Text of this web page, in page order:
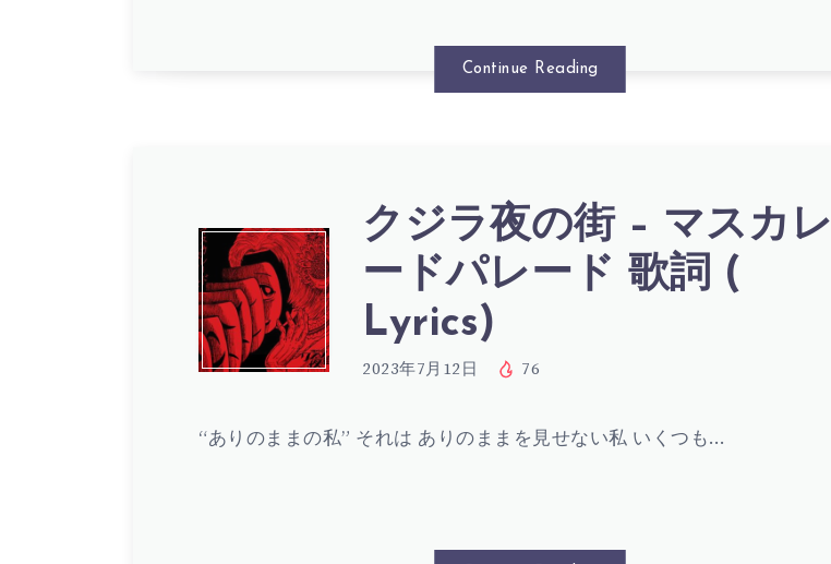
(
LYRICS)
獣
歌
詞
街
–
裏
Continue Reading
ク
ジ
ラ
クジラ夜の街 – マスカレ
ードパレード 歌詞 (
Lyrics)
2023年7月12日 76
“ありのままの私” それは ありのままを見せない私 いくつも…